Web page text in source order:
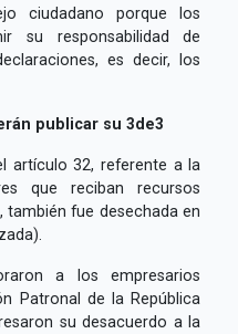
ciudadano porque los
su responsabilidad de
es decir, los
publicar su 3de3
artículo 32, referente a la
que reciban recursos
también fue desechada en
a los empresarios
Patronal de la República
su desacuerdo a la